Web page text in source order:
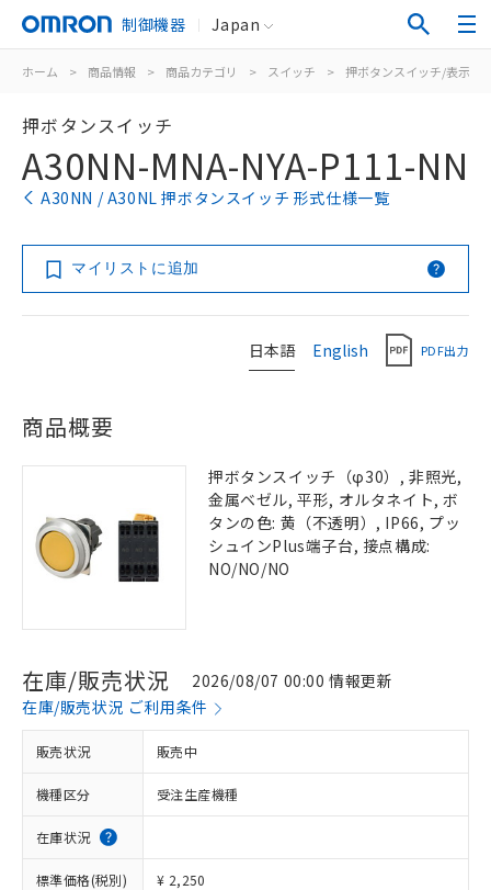
制御機器 Japan
ホーム > 商品情報 > 商品カテゴリ > スイッチ > 押ボタンスイッチ/表示灯
押ボタンスイッチ
A30NN-MNA-NYA-P111-NN
A30NN / A30NL 押ボタンスイッチ 形式仕様一覧
マイリストに追加
日本語 English PDF出力
商品概要
押ボタンスイッチ（φ30）, 非照光,
金属ベゼル, 平形, オルタネイト, ボ
タンの色: 黄（不透明）, IP66, プッ
シュインPlus端子台, 接点構成:
NO/NO/NO
在庫/販売状況
2026/08/07 00:00 情報更新
在庫/販売状況 ご利用条件
販売状況 販売中
機種区分 受注生産機種
在庫状況
標準価格(税別) ¥ 2,250